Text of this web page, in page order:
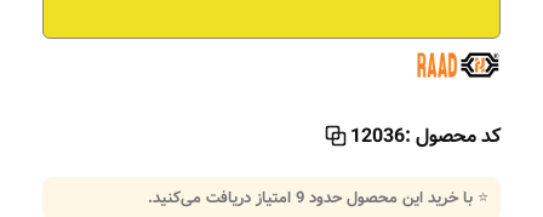
کد محصول :12036
⭐ با خرید این محصول حدود9امتیاز دریافت می‌کنید.